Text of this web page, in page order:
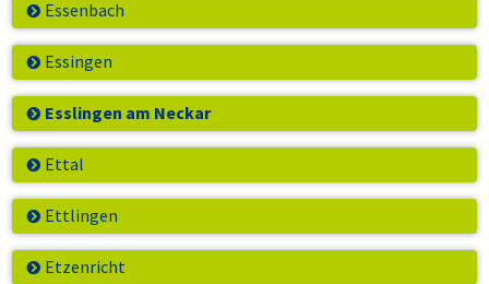
Essenbach
Essingen
Esslingen am Neckar
Ettal
Ettlingen
Etzenricht